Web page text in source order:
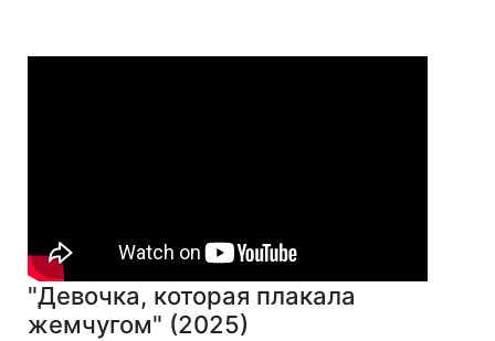
"Девочка, которая плакала
жемчугом" (2025)